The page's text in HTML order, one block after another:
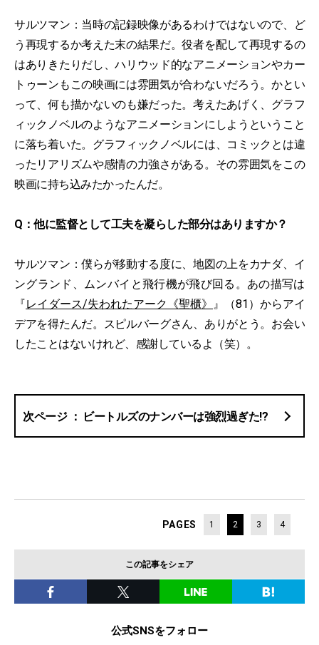
サルツマン：当時の記録映像があるわけではないので、ど
う再現するか考えた末の結果だ。役者を配して再現するの
はありきたりだし、ハリウッド的なアニメーションやカー
トゥーンもこの映画には雰囲気が合わないだろう。かとい
って、何も描かないのも嫌だった。考えたあげく、グラフ
ィックノベルのようなアニメーションにしようということ
に落ち着いた。グラフィックノベルには、コミックとは違
ったリアリズムや感情の力強さがある。その雰囲気をこの
映画に持ち込みたかったんだ。
Q：他に監督として工夫を凝らした部分はありますか？
サルツマン：僕らが移動する度に、地図の上をカナダ、イ
ングランド、ムンバイと飛行機が飛び回る。あの描写は
『レイダース/失われたアーク《聖櫃》 』（81）からアイ
デアを得たんだ。スピルバーグさん、ありがとう。お会い
したことはないけれど、感謝しているよ（笑）。
ビートルズのナンバーは強烈過ぎた!?
PAGES 1 2 3 4
この記事をシェア
公式SNSをフォロー